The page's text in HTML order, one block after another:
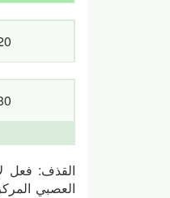
القذف: فعل
العصبي